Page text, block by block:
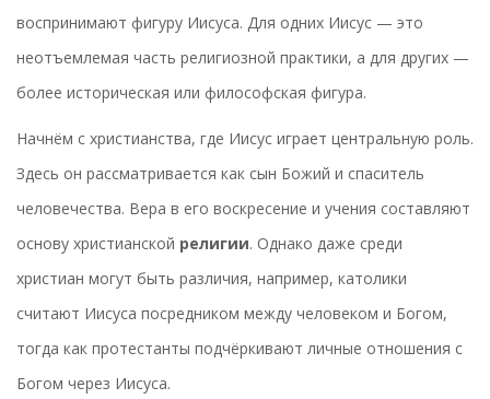
воспринимают фигуру Иисуса. Для одних Иисус — это
неотъемлемая часть религиозной практики, а для других —
более историческая или философская фигура.
Начнём с христианства, где Иисус играет центральную роль.
Здесь он рассматривается как сын Божий и спаситель
человечества. Вера в его воскресение и учения составляют
основу христианской религии. Однако даже среди
христиан могут быть различия, например, католики
считают Иисуса посредником между человеком и Богом,
тогда как протестанты подчёркивают личные отношения с
Богом через Иисуса.